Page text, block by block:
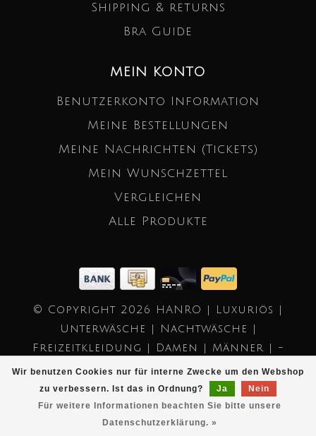
Wir benutzen Cookies nur für interne Zwecke um den Webshop
zu verbessern. Ist das in Ordnung?
Ja
Nein
Für weitere Informationen beachten Sie bitte unsere
Datenschutzerklärung. »
Shipping & returns
Bra Guide
MEIN KONTO
Benutzerkonto Information
Meine Bestellungen
Meine Nachrichten (Tickets)
Mein Wunschzettel
Vergleichen
Alle Produkte
© Copyright 2026 HANRO | Luxuriös |
Unterwäsche | Nachtwäsche |
Freizeitkleidung | Damen | Männer | -
Powered by
Lightspeed
- Theme by
Dyvelopment